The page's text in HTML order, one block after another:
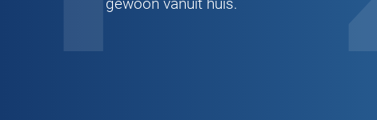
gewoon vanuit huis.